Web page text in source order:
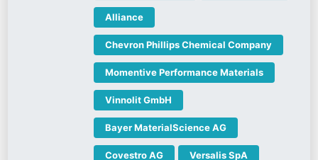
Alliance
Chevron Phillips Chemical Company
Momentive Performance Materials
Vinnolit GmbH
Bayer MaterialScience AG
Covestro AG Versalis SpA